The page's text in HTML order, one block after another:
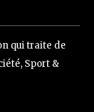
qui traite de
Sport &